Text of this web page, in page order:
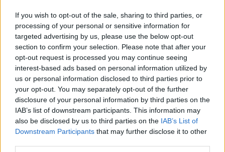
If you wish to opt-out of the sale, sharing to third parties, or
processing of your personal or sensitive information for
targeted advertising by us, please use the below opt-out
section to confirm your selection. Please note that after your
opt-out request is processed you may continue seeing
interest-based ads based on personal information utilized by
us or personal information disclosed to third parties prior to
your opt-out. You may separately opt-out of the further
disclosure of your personal information by third parties on the
IAB’s list of downstream participants. This information may
also be disclosed by us to third parties on the IAB’s List of
Downstream Participants that may further disclose it to other